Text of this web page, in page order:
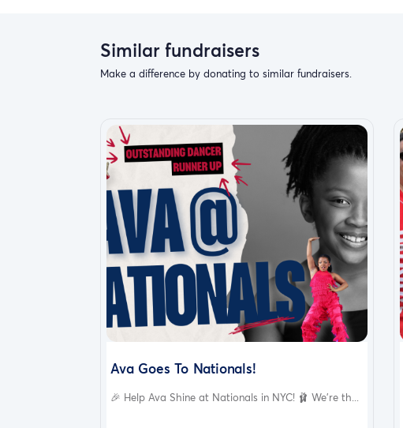
Similar fundraisers
Make a difference by donating to similar fundraisers.
Ava Goes To Nationals!
🎉 Help Ava Shine at Nationals in NYC! 🩰 We’re th...